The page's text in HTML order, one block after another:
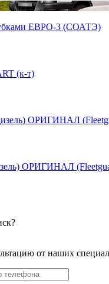
ЕВРО-3 (СОАТЭ)
(к-т)
ОРИГИНАЛ
ОРИГИНАЛ
от наших